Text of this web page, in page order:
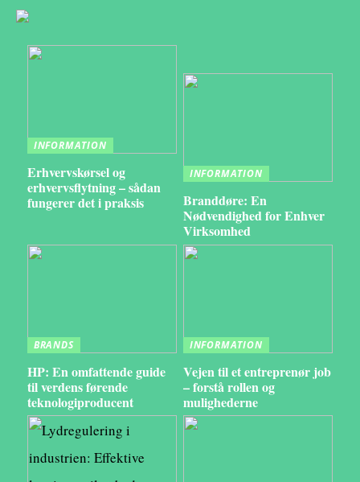
INFORMATION
Erhvervskørsel og
erhvervsflytning – sådan
fungerer det i praksis
INFORMATION
Branddøre: En
Nødvendighed for Enhver
Virksomhed
BRANDS
HP: En omfattende guide
til verdens førende
teknologiproducent
INFORMATION
Vejen til et entreprenør job
– forstå rollen og
mulighederne